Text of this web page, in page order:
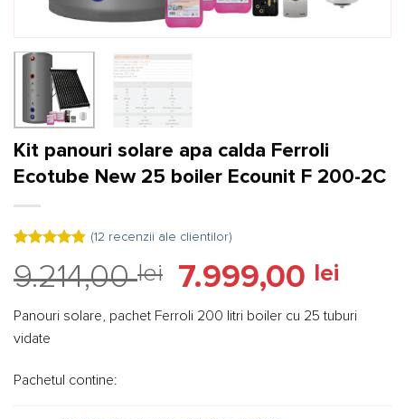
Kit panouri solare apa calda Ferroli
Ecotube New 25 boiler Ecounit F 200-2C
4.83 din 5
pe baza a
la clienți
(12 recenzii ale clientilor)
9.214,00lei
Prețul
inițial
a
7.999,00 leiPrețul
este:
Panouri solare, pachet Ferroli 200 litri boiler cu 25 tuburi
vidate
Pachetul contine: